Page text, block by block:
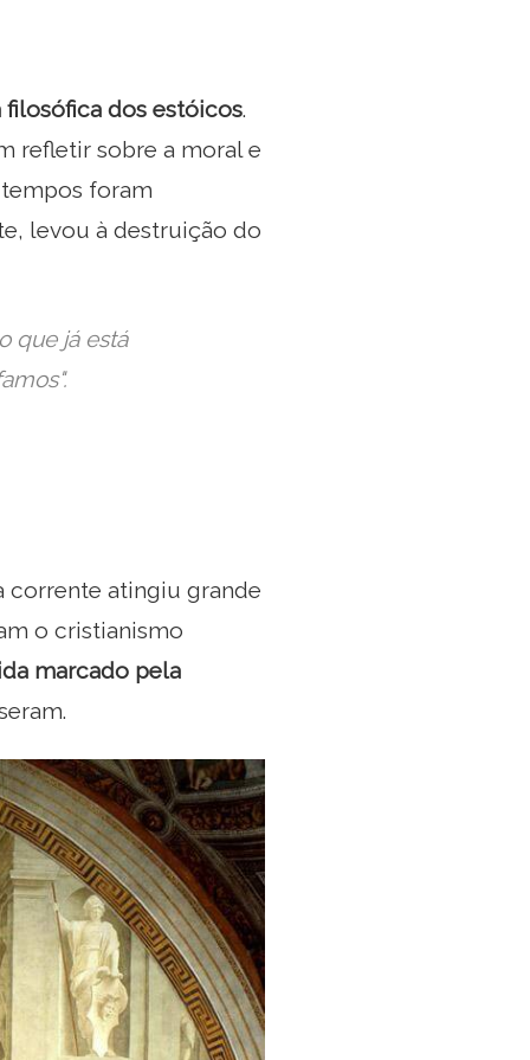
dos estóicos.
refletir sobre a moral e
foram
levou à destruição do
que já está
".
corrente atingiu grande
o cristianismo
marcado pela